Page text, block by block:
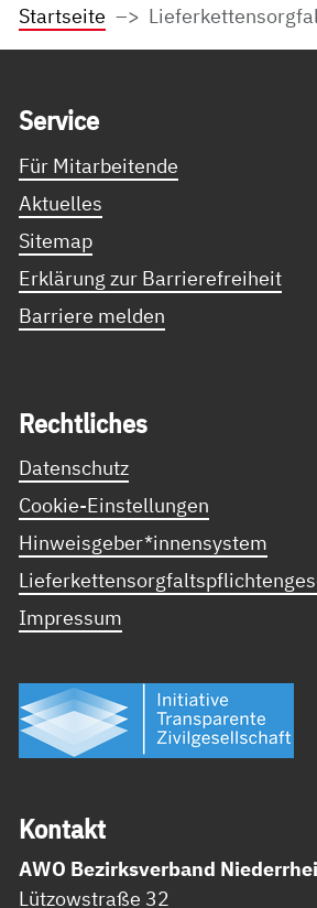
Startseite
Ser­vice
Für Mitarbeitende
Aktuelles
Sitemap
Erklärung zur Barrierefreiheit
Barriere melden
Recht­li­ches
Datenschutz
Cookie-Einstellungen
Hinweisgeber*innensystem
Impressum
Kon­takt
AWO Bezirksverband
Lützowstraße 32